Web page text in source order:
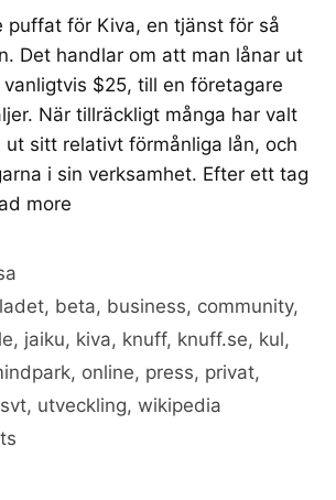
puffat för Kiva, en tjänst för så
Det handlar om att man lånar ut
$25, till en företagare
När tillräckligt många har valt
sitt relativt förmånliga lån, och
i sin verksamhet. Efter ett tag
more
, beta, business, community,
, jaiku, kiva, knuff, knuff.se, kul,
, online, press, privat,
svt, utveckling, wikipedia